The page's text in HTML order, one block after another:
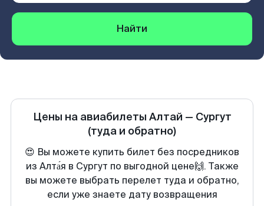
Найти
Цены на авиабилеты Алтай — Сургут
(туда и обратно)
😍 Вы можете купить билет без посредников
из Алта́я в Сургут по выгодной цене🙌. Также
вы можете выбрать перелет туда и обратно,
если уже знаете дату возвращения